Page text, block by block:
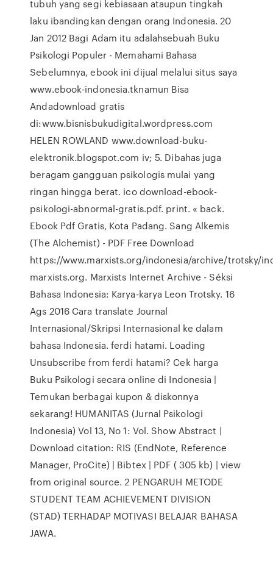
tubuh yang segi kebiasaan ataupun tingkah
laku ibandingkan dengan orang Indonesia. 20
Jan 2012 Bagi Adam itu adalahsebuah Buku
Psikologi Populer - Memahami Bahasa
Sebelumnya, ebook ini dijual melalui situs saya
www.ebook-indonesia.tknamun Bisa
Andadownload gratis
di:www.bisnisbukudigital.wordpress.com
HELEN ROWLAND www.download-buku-
elektronik.blogspot.com iv; 5. Dibahas juga
beragam gangguan psikologis mulai yang
ringan hingga berat. ico download-ebook-
psikologi-abnormal-gratis.pdf. print. « back.
Ebook Pdf Gratis, Kota Padang. Sang Alkemis
(The Alchemist) - PDF Free Download
https://www.marxists.org/indonesia/archive/trotsky/
marxists.org. Marxists Internet Archive - Séksi
Bahasa Indonesia: Karya-karya Leon Trotsky. 16
Ags 2016 Cara translate Journal
Internasional/Skripsi Internasional ke dalam
bahasa Indonesia. ferdi hatami. Loading
Unsubscribe from ferdi hatami? Cek harga
Buku Psikologi secara online di Indonesia |
Temukan berbagai kupon & diskonnya
sekarang! HUMANITAS (Jurnal Psikologi
Indonesia) Vol 13, No 1: Vol. Show Abstract |
Download citation: RIS (EndNote, Reference
Manager, ProCite) | Bibtex | PDF ( 305 kb) | view
from original source. 2 PENGARUH METODE
STUDENT TEAM ACHIEVEMENT DIVISION
(STAD) TERHADAP MOTIVASI BELAJAR BAHASA
JAWA.